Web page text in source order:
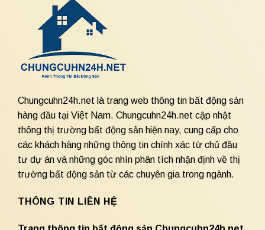
Chungcuhn24h.net là trang web thông tin bất động sản
hàng đầu tại Việt Nam. Chungcuhn24h.net cập nhật
thông thị trường bất động sản hiện nay, cung cấp cho
các khách hàng những thông tin chính xác từ chủ đầu
tư dự án và những góc nhìn phân tích nhận định về thị
trường bất động sản từ các chuyên gia trong ngành.
THÔNG TIN LIÊN HỆ